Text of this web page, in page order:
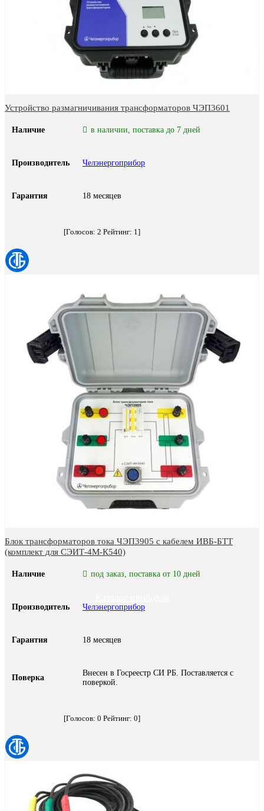
Устройство размагничивания трансформаторов ЧЭП3601
Наличие в наличии, поставка до 7 дней
Производитель Челэнергоприбор
Гарантия 18 месяцев
[Голосов: 2 Рейтинг: 1 ]
Блок трансформаторов тока ЧЭП3905 с кабелем ИВБ-БТТ
(комплект для СЭИТ-4М-К540)
Наличие под заказ, поставка от 10 дней
Производитель Челэнергоприбор
Гарантия 18 месяцев
Поверка
Внесен в Госреестр СИ РБ. Поставляется с
поверкой.
[Голосов: 0 Рейтинг: 0]